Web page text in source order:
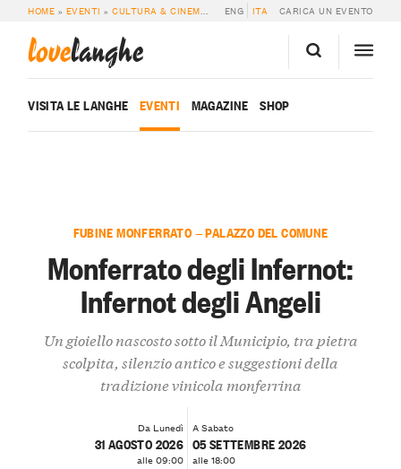
HOME » EVENTI »CULTURA & CINEMA » MONFERRATO DEGLI INFERNOT:
ENG ITA CARICA UN EVENTO
lovelanghe
VISITA LE LANGHE EVENTI MAGAZINE SHOP
FUBINE MONFERRATO — PALAZZO DEL COMUNE
Monferrato degli Infernot:
Infernot degli Angeli
Un gioiello nascosto sotto il Municipio, tra pietra
scolpita, silenzio antico e suggestioni della
tradizione vinicola monferrina
Da Lunedì
31 AGOSTO 2026
alle 09:00
A Sabato
05 SETTEMBRE 2026
alle 18:00